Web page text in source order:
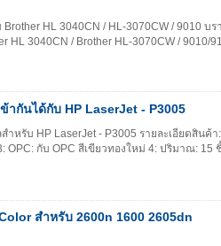
HL 3040CN / HL-3070CW / 9010 บ
HL 3040CN / Brother HL-3070CW / 9010/
ากันได้กับ HP LaserJet - P3005
าหรับ HP LaserJet - P3005 รายละเอียดสินค้
OPC: กับ OPC สีเขียวทองใหม่ 4: ปริมาณ: 15
สำหรับ 2600n 1600 2605dn